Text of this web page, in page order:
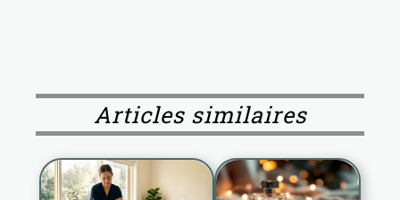
Articles similaires